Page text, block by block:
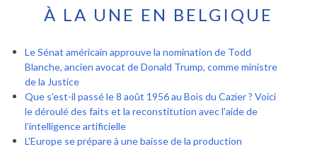
À LA UNE EN BELGIQUE
Le Sénat américain approuve la nomination de Todd
Blanche, ancien avocat de Donald Trump, comme ministre
de la Justice
Que s’est-il passé le 8 août 1956 au Bois du Cazier ? Voici
le déroulé des faits et la reconstitution avec l’aide de
l’intelligence artificielle
L'Europe se prépare à une baisse de la production